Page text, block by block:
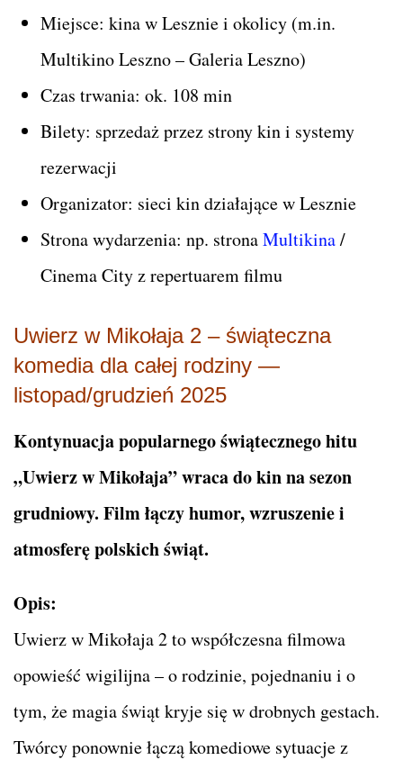
Miejsce: kina w Lesznie i okolicy (m.in.
Multikino Leszno – Galeria Leszno)
Czas trwania: ok. 108 min
Bilety: sprzedaż przez strony kin i systemy
rezerwacji
Organizator: sieci kin działające w Lesznie
Strona wydarzenia: np. stronaMultikina/
Cinema City z repertuarem filmu
Uwierz w Mikołaja 2 – świąteczna
komedia dla całej rodziny —
listopad/grudzień 2025
Kontynuacja popularnego świątecznego hitu
„Uwierz w Mikołaja” wraca do kin na sezon
grudniowy. Film łączy humor, wzruszenie i
atmosferę polskich świąt.
Opis:
Uwierz w Mikołaja 2 to współczesna filmowa
opowieść wigilijna – o rodzinie, pojednaniu i o
tym, że magia świąt kryje się w drobnych gestach.
Twórcy ponownie łączą komediowe sytuacje z